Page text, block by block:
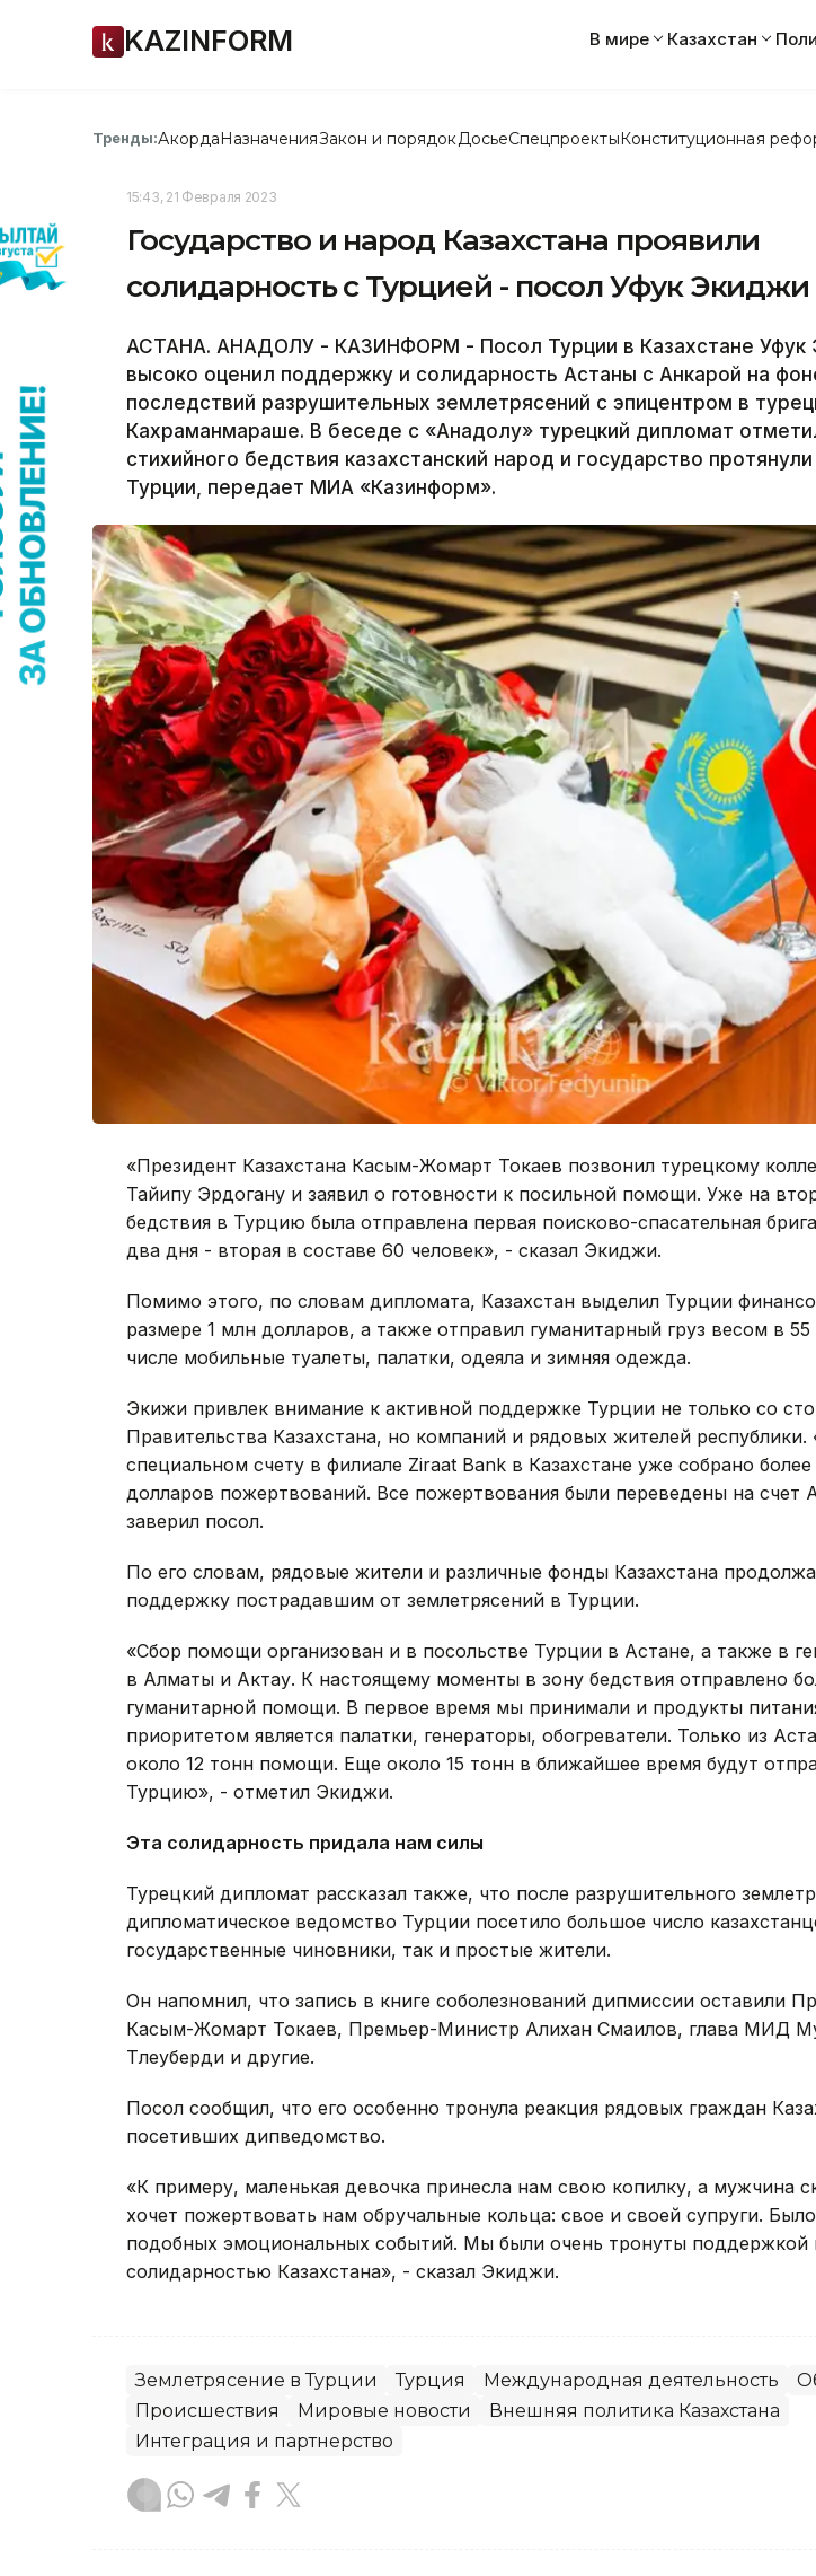
KAZINFORM В мире Казахстан
Тренды:АкордаНазначенияЗакон и порядок ДосьеСпецпроектыКонституционная
15:43, 21 Февраля 2023
Государство и народ Казахстана проявили
солидарность с Турцией - посол Уфук Экиджи
АСТАНА. АНАДОЛУ - КАЗИНФОРМ - Посол Турции в Казахстане Уфук
высоко оценил поддержку и солидарность Астаны с Анкарой на
последствий разрушительных землетрясений с эпицентром в
Кахраманмараше. В беседе с «Анадолу» турецкий дипломат
стихийного бедствия казахстанский народ и государство
Турции, передает МИА «Казинформ».
«Президент Казахстана Касым-Жомарт Токаев позвонил турецкому
Тайипу Эрдогану и заявил о готовности к посильной помощи. Уже на
бедствия в Турцию была отправлена первая поисково-спасательная
два дня - вторая в составе 60 человек», - сказал Экиджи.
Помимо этого, по словам дипломата, Казахстан выделил Турции
размере 1 млн долларов, а также отправил гуманитарный груз весом в
числе мобильные туалеты, палатки, одеяла и зимняя одежда.
Экижи привлек внимание к активной поддержке Турции не только со
Правительства Казахстана, но компаний и рядовых жителей республики.
специальном счету в филиале Ziraat Bank в Казахстане уже собрано
долларов пожертвований. Все пожертвования были переведены на счет
заверил посол.
По его словам, рядовые жители и различные фонды Казахстана
поддержку пострадавшим от землетрясений в Турции.
«Сбор помощи организован и в посольстве Турции в Астане, а также в
в Алматы и Актау. К настоящему моменты в зону бедствия отправлено
гуманитарной помощи. В первое время мы принимали и продукты
приоритетом является палатки, генераторы, обогреватели. Только из
около 12 тонн помощи. Еще около 15 тонн в ближайшее время будут
Турцию», - отметил Экиджи.
Эта солидарность придала нам силы
Турецкий дипломат рассказал также, что после разрушительного
дипломатическое ведомство Турции посетило большое число
государственные чиновники, так и простые жители.
Он напомнил, что запись в книге соболезнований дипмиссии оставили
Касым-Жомарт Токаев, Премьер-Министр Алихан Смаилов, глава МИД
Тлеуберди и другие.
Посол сообщил, что его особенно тронула реакция рядовых граждан
посетивших дипведомство.
«К примеру, маленькая девочка принесла нам свою копилку, а мужчина
хочет пожертвовать нам обручальные кольца: свое и своей супруги.
подобных эмоциональных событий. Мы были очень тронуты поддержкой
солидарностью Казахстана», - сказал Экиджи.
Землетрясение в Турции Турция Международная деятельность
Происшествия
Мировые новости
Внешняя политика Казахстана
Интеграция и партнерство